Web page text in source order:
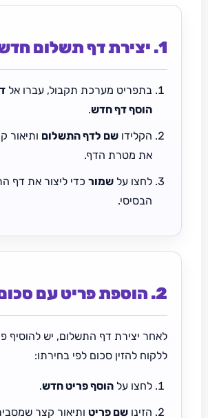
1. יצירת דף תשלום חדש
בתפריט מערכת תקבול, עברו אל
הוסף דף חדש.
הקלידו שם לדף התשלום ותיאור
את מטרת הדף.
לחצו על שמור כדי ליצור את דף
הבסיסי.
2. הוספת פריט עם סכום פתוח
לאחר יצירת דף התשלום, יש להוסיף
ללקוח להזין סכום לפי בחירתו:
לחצו על הוסף פריט חדש.
הזינו שם פריט ותיאור קצר